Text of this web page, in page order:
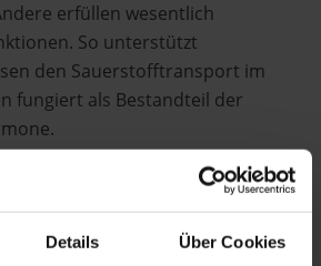
Details Über Cookies
erfüllen wesentlich
So unterstützt
den Sauerstofftransport im
fungiert als Bestandteil der
Bedarf über eine
gedeckt. Doch auch hier
und Stillzeit, der
oder bei hoher Anstrengung